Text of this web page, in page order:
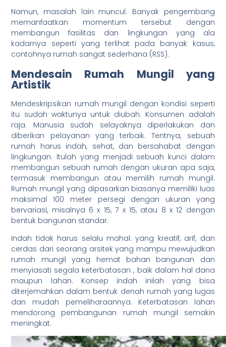
Namun, masalah lain muncul. Banyak pengembang
memanfaatkan momentum tersebut dengan
membangun fasilitas dan lingkungan yang ala
kadarnya seperti yang terlihat pada banyak kasus,
contohnya rumah sangat sederhana (RSS).
Mendesain Rumah Mungil yang
Artistik
Mendeskripsikan rumah mungil dengan kondisi seperti
itu sudah waktunya untuk diubah. Konsumen adalah
raja. Manusia sudah selayaknya diperlakukan dan
diberikan pelayanan yang terbaik. Tentnya, sebuah
rumah harus indah, sehat, dan bersahabat dengan
lingkungan. Itulah yang menjadi sebuah kunci dalam
membangun sebuah rumah dengan ukuran apa saja,
termasuk membangun atau memilih rumah mungil.
Rumah mungil yang dipasarkan biasanya memiliki luas
maksimal 100 meter persegi dengan ukuran yang
bervariasi, misalnya 6 x 15, 7 x 15, atau 8 x 12 dengan
bentuk bangunan standar.
Indah tidak harus selalu mahal. yang kreatif, arif, dan
cerdas dari seorang arsitek yang mampu mewujudkan
rumah mungil yang hemat bahan bangunan dan
menyiasati segala keterbatasan , baik dalam hal dana
maupun lahan. Konsep indah inilah yang bisa
diterjemahkan dalam bentuk denah rumah yang lugas
dan mudah pemeliharaannya. Keterbatasan lahan
mendorong pembangunan rumah mungil semakin
meningkat.